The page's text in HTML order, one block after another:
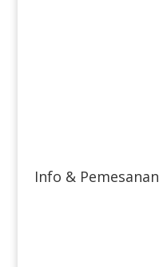
Info & Pemesanan